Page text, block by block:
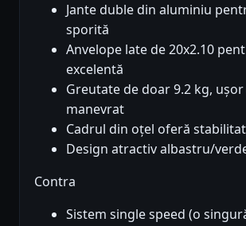
Jante duble din aluminiu
sporită
Anvelope late de 20x2.10
excelentă
Greutate de doar 9.2 kg,
manevrat
Cadrul din oțel oferă
Design atractiv albastru/
Contra
Sistem single speed (o